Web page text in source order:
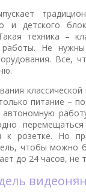
и детского
техника –
Не
Все,
питание –
автономную
к розетке. Но
чтобы можно
до 24 часов, не